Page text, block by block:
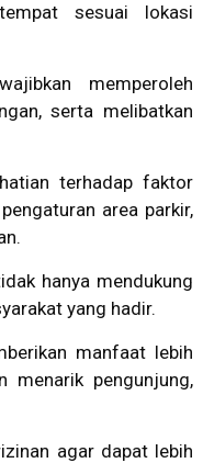
sesuai lokasi
memperoleh
serta melibatkan
terhadap faktor
area parkir,
hanya mendukung
yang hadir.
manfaat lebih
menarik pengunjung,
agar dapat lebih